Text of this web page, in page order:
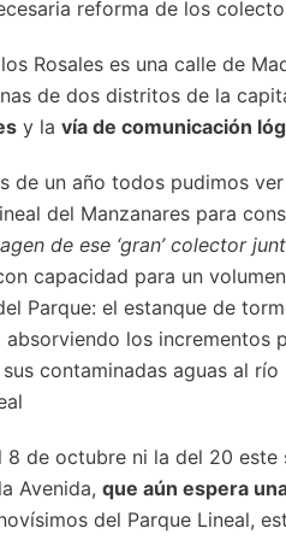
reforma de los
Rosales es una calle de
de dos distritos de la
y la vía de comunicación
de un año todos pudimos
del Manzanares para
de ese ‘gran’ colector
capacidad para un
Parque: el estanque de
absorviendo los
contaminadas aguas al
8 de octubre ni la del 20
Avenida, que aún espera
del Parque Lineal,